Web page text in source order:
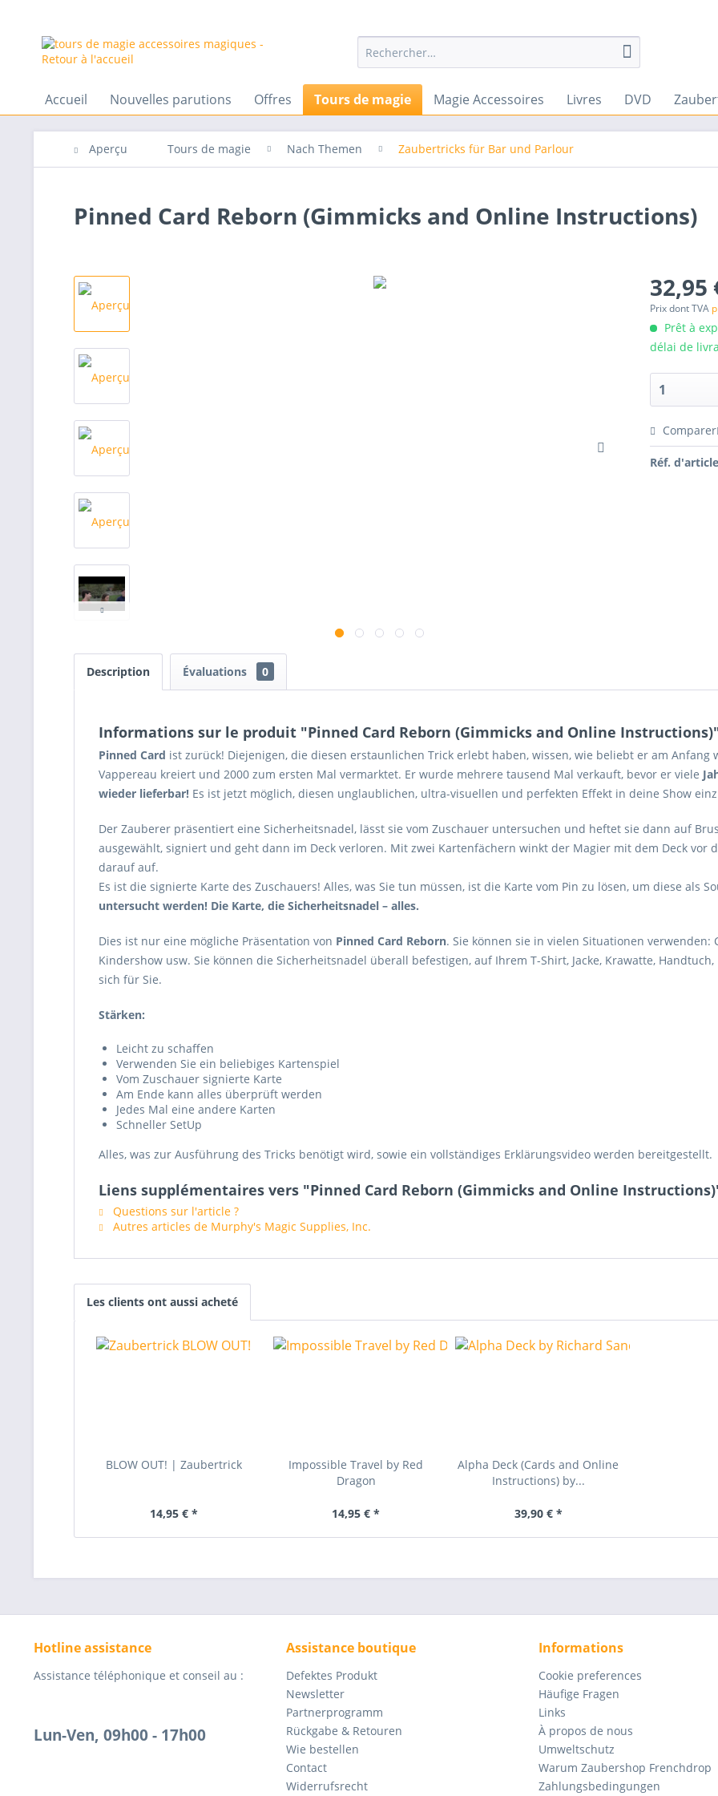
Accueil Nouvelles parutions Offres Tours de magie Magie Accessoires Livres DVD
Aperçu Tours de magie Nach Themen Zaubertricks für Bar und Parlour
Pinned Card Reborn (Gimmicks and Online Instructions)
32,95
Prix dont TVA
Prêt à
délai de
Comparer
Réf.
Description Évaluations 0
Informations sur le produit "Pinned Card Reborn (Gimmicks and Online
Pinned Card ist zurück! Diejenigen, die diesen erstaunlichen Trick erlebt haben, wissen, wie beliebt er am Anfang
Vappereau kreiert und 2000 zum ersten Mal vermarktet. Er wurde mehrere tausend Mal verkauft, bevor er viele
wieder lieferbar! Es ist jetzt möglich, diesen unglaublichen, ultra-visuellen und perfekten Effekt in deine Show
Der Zauberer präsentiert eine Sicherheitsnadel, lässt sie vom Zuschauer untersuchen und heftet sie dann auf
ausgewählt, signiert und geht dann im Deck verloren. Mit zwei Kartenfächern winkt der Magier mit dem Deck vor
darauf auf.
Es ist die signierte Karte des Zuschauers! Alles, was Sie tun müssen, ist die Karte vom Pin zu lösen, um diese als
untersucht werden! Die Karte, die Sicherheitsnadel – alles.
Dies ist nur eine mögliche Präsentation von Pinned Card Reborn. Sie können sie in vielen Situationen verwenden:
Kindershow usw. Sie können die Sicherheitsnadel überall befestigen, auf Ihrem T-Shirt, Jacke, Krawatte,
sich für Sie.
Stärken:
Leicht zu schaffen
Verwenden Sie ein beliebiges Kartenspiel
Vom Zuschauer signierte Karte
Am Ende kann alles überprüft werden
Jedes Mal eine andere Karten
Schneller SetUp
Alles, was zur Ausführung des Tricks benötigt wird, sowie ein vollständiges Erklärungsvideo werden bereitgestellt.
Liens supplémentaires vers "Pinned Card Reborn (Gimmicks and Online
Questions sur l'article ?
Autres articles de Murphy's Magic Supplies, Inc.
Les clients ont aussi acheté
BLOW OUT! | Zaubertrick
14,95 € *
Impossible Travel by Red
Dragon
14,95 € *
Alpha Deck (Cards and Online
Instructions) by...
39,90 € *
Hotline assistance
Assistance téléphonique et conseil au :
Lun-Ven, 09h00 - 17h00
Assistance boutique
Defektes Produkt
Newsletter
Partnerprogramm
Rückgabe & Retouren
Wie bestellen
Contact
Widerrufsrecht
Informations
Cookie preferences
Häufige Fragen
Links
À propos de nous
Umweltschutz
Warum Zaubershop Frenchdrop
Zahlungsbedingungen